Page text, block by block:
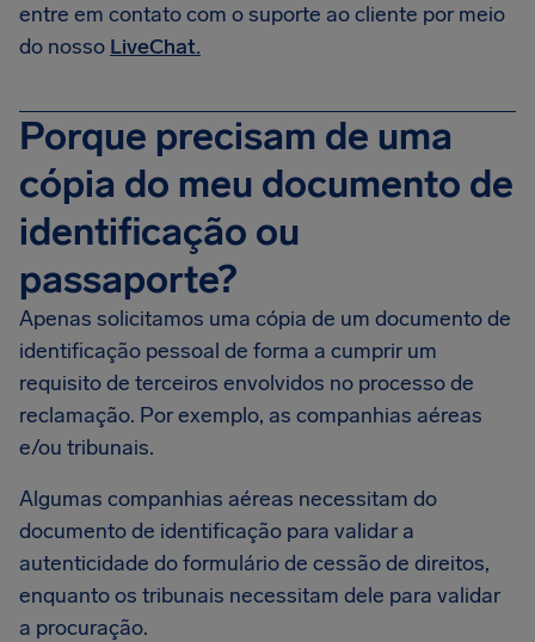
entre em contato com o suporte ao cliente por meio
do nosso LiveChat.
Porque precisam de uma
cópia do meu documento de
identificação ou
passaporte?
Apenas solicitamos uma cópia de um documento de
identificação pessoal de forma a cumprir um
requisito de terceiros envolvidos no processo de
reclamação. Por exemplo, as companhias aéreas
e/ou tribunais.
Algumas companhias aéreas necessitam do
documento de identificação para validar a
autenticidade do formulário de cessão de direitos,
enquanto os tribunais necessitam dele para validar
a procuração.